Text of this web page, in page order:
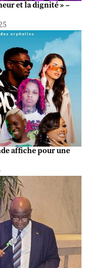
et la dignité » –
affiche pour une